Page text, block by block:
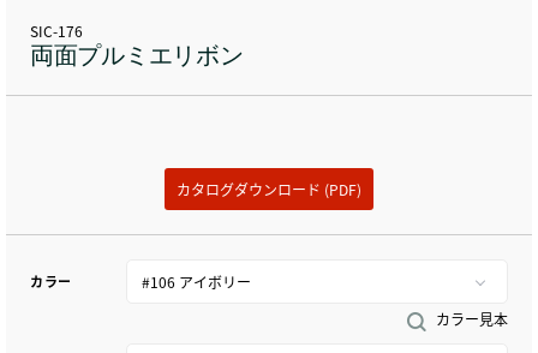
SIC-176
両面プルミエリボン
カタログダウンロード (PDF)
カラー
カラー見本